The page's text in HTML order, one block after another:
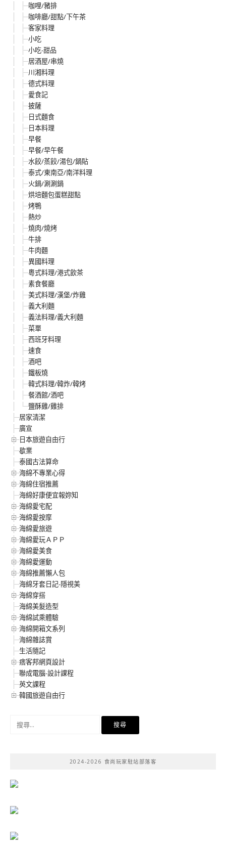
咖哩/豬排
咖啡廳/甜點/下午茶
客家料理
小吃
小吃-甜品
居酒屋/串燒
川湘料理
德式料理
愛食記
披薩
日式麵食
日本料理
早餐
早餐/早午餐
水餃/蒸餃/湯包/鍋貼
泰式/東南亞/南洋料理
火鍋/涮涮鍋
烘培麵包蛋糕甜點
烤鴨
熱炒
燒肉/燒烤
牛排
牛肉麵
異國料理
粵式料理/港式飲茶
素食餐廳
美式料理/漢堡/炸雞
義大利麵
義法料理/義大利麵
菜單
西班牙料理
速食
酒吧
鐵板燒
韓式料理/韓炸/韓烤
餐酒館/酒吧
鹽酥雞/雞排
居家清潔
廣宣
日本旅遊自由行
歇業
泰國古法算命
海綿不專業心得
海綿住宿推薦
海綿好康便宜報妳知
海綿愛宅配
海綿愛按摩
海綿愛旅遊
海綿愛玩ＡＰＰ
海綿愛美食
海綿愛運動
海綿推薦懶人包
海綿牙套日記-隱視美
海綿穿搭
海綿美髮造型
海綿試乘體驗
海綿開箱文系列
海綿雜誌賞
生活隨記
痞客邦網頁設計
聯成電腦-設計課程
英文課程
韓國旅遊自由行
2024-2026 食尚玩家駐站部落客